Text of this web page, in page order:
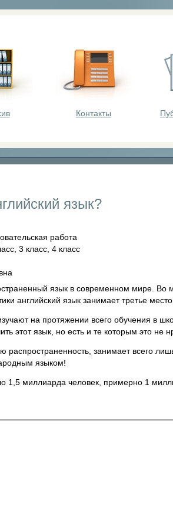
Контакты
язык?
работа
3 класс, 4 класс
язык в современном мире. Во
английский язык занимает третье
на протяжении всего обучения в
этот язык, но есть и те которым это не
распространенность, занимает всего
языком!
1,5 миллиарда человек, примерно 1